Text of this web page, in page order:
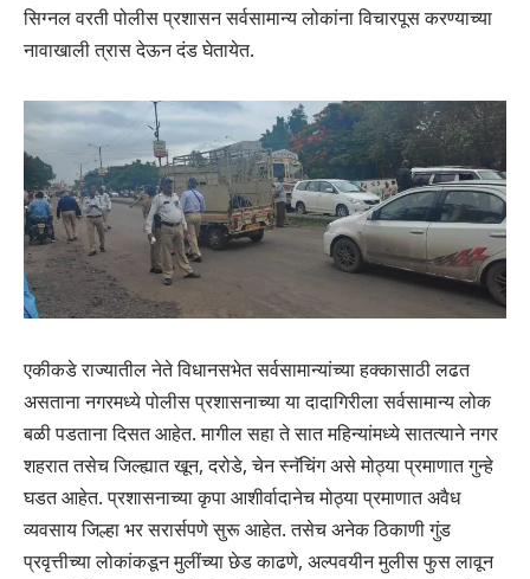
सिग्नल वरती पोलीस प्रशासन सर्वसामान्य लोकांना विचारपूस करण्याच्या
नावाखाली त्रास देऊन दंड घेतायेत.
एकीकडे राज्यातील नेते विधानसभेत सर्वसामान्यांच्या हक्कासाठी लढत
असताना नगरमध्ये पोलीस प्रशासनाच्या या दादागिरीला सर्वसामान्य लोक
बळी पडताना दिसत आहेत. मागील सहा ते सात महिन्यांमध्ये सातत्याने नगर
शहरात तसेच जिल्ह्यात खून, दरोडे, चेन स्नॅचिंग असे मोठ्या प्रमाणात गुन्हे
घडत आहेत. प्रशासनाच्या कृपा आशीर्वादानेच मोठ्या प्रमाणात अवैध
व्यवसाय जिल्हा भर सरार्सपणे सुरू आहेत. तसेच अनेक ठिकाणी गुंड
प्रवृत्तीच्या लोकांकडून मुलींच्या छेड काढणे, अल्पवयीन मुलीस फुस लावून